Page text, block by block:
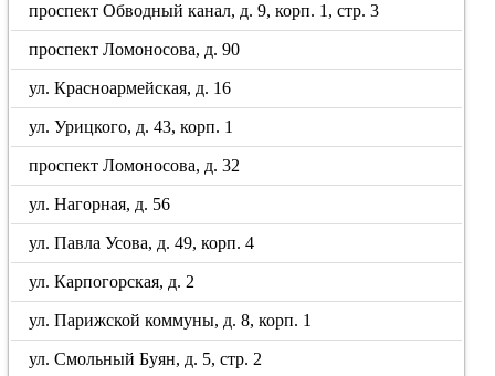
проспект Обводный канал, д. 9, корп. 1, стр. 3
проспект Ломоносова, д. 90
ул. Красноармейская, д. 16
ул. Урицкого, д. 43, корп. 1
проспект Ломоносова, д. 32
ул. Нагорная, д. 56
ул. Павла Усова, д. 49, корп. 4
ул. Карпогорская, д. 2
ул. Парижской коммуны, д. 8, корп. 1
ул. Смольный Буян, д. 5, стр. 2